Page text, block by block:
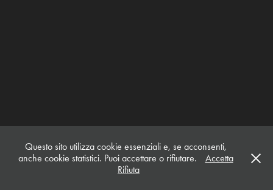
Questo sito utilizza cookie essenziali e, se acconsenti,
anche cookie statistici. Puoi accettare o rifiutare.
Accetta
Rifiuta